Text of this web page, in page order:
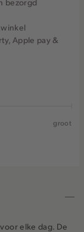
bezorgd
Apple pay &
groot
elke dag. De